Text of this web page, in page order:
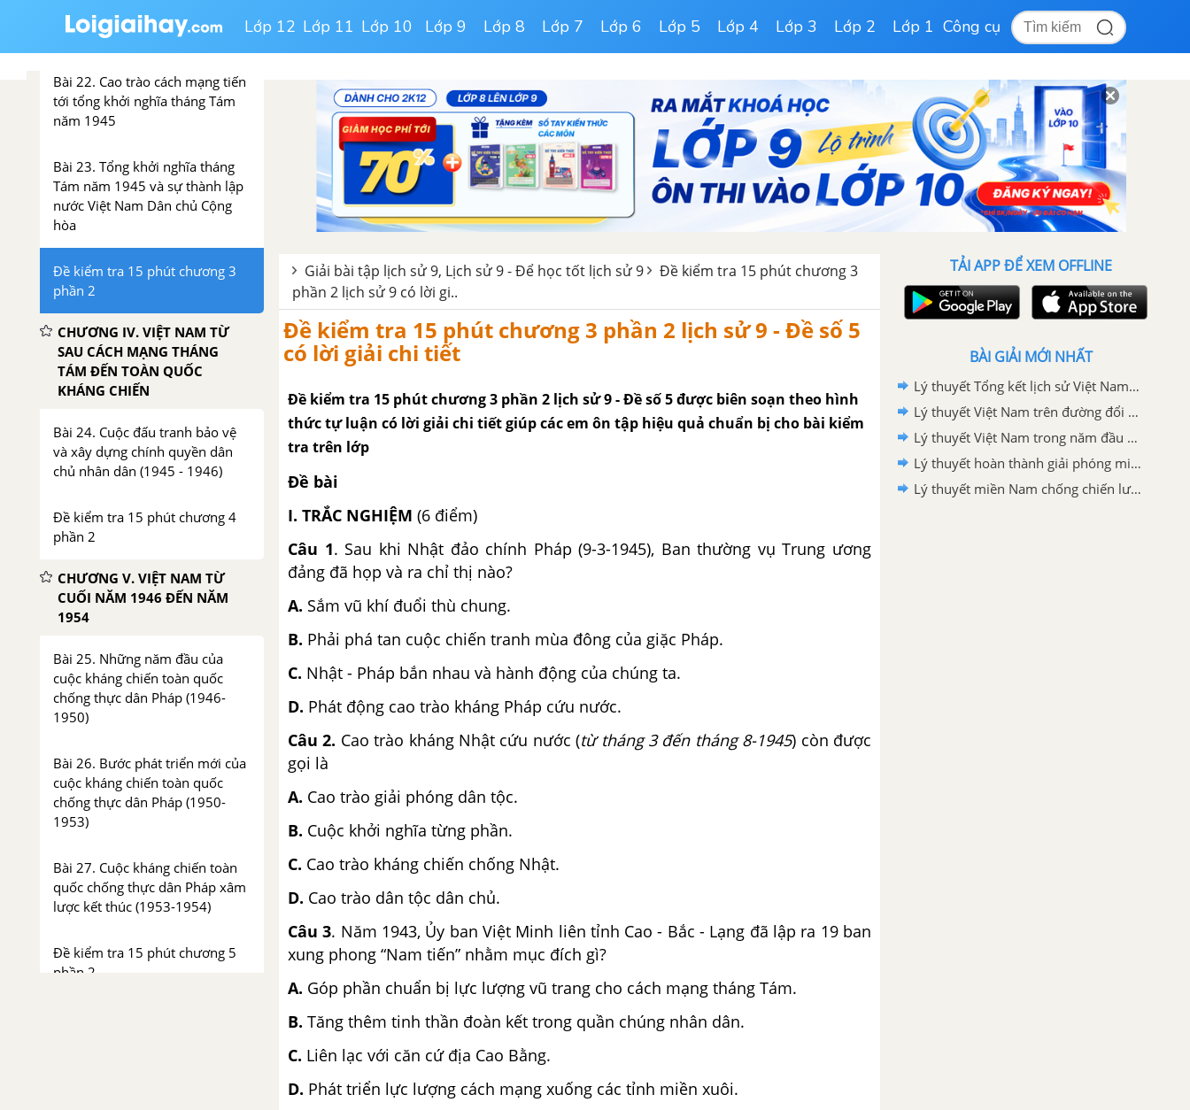
Lớp 12 Lớp 11 Lớp 10 Lớp 9 Lớp 8 Lớp 7 Lớp 6 Lớp 5 Lớp 4 Lớp 3 Lớp 2 Lớp 1 Công cụ
Bài 21. Việt Nam trong những
năm 1939 - 1945
Bài 22. Cao trào cách mạng tiến
tới tổng khởi nghĩa tháng Tám
năm 1945
Bài 23. Tổng khởi nghĩa tháng
Tám năm 1945 và sự thành lập
nước Việt Nam Dân chủ Cộng
hòa
Đề kiểm tra 15 phút chương 3
phần 2
CHƯƠNG IV. VIỆT NAM TỪ
SAU CÁCH MẠNG THÁNG
TÁM ĐẾN TOÀN QUỐC
KHÁNG CHIẾN
Bài 24. Cuộc đấu tranh bảo vệ
và xây dựng chính quyền dân
chủ nhân dân (1945 - 1946)
Đề kiểm tra 15 phút chương 4
phần 2
CHƯƠNG V. VIỆT NAM TỪ
CUỐI NĂM 1946 ĐẾN NĂM
1954
Bài 25. Những năm đầu của
cuộc kháng chiến toàn quốc
chống thực dân Pháp (1946-
1950)
Bài 26. Bước phát triển mới của
cuộc kháng chiến toàn quốc
chống thực dân Pháp (1950-
1953)
Bài 27. Cuộc kháng chiến toàn
quốc chống thực dân Pháp xâm
lược kết thúc (1953-1954)
Đề kiểm tra 15 phút chương 5
phần 2
Giải bài tập lịch sử 9, Lịch sử 9 - Để học tốt lịch sử 9
Đề kiểm tra 15 phút chương 3
phần 2 lịch sử 9 có lời gi..
Đề kiểm tra 15 phút chương 3 phần 2 lịch sử 9 - Đề số 5
có lời giải chi tiết
Đề kiểm tra 15 phút chương 3 phần 2 lịch sử 9 - Đề số 5 được biên soạn theo hình
thức tự luận có lời giải chi tiết giúp các em ôn tập hiệu quả chuẩn bị cho bài kiểm
tra trên lớp
Đề bài
I. TRẮC NGHIỆM (6 điểm)
Câu 1. Sau khi Nhật đảo chính Pháp (9-3-1945), Ban thường vụ Trung ương
đảng đã họp và ra chỉ thị nào?
A. Sắm vũ khí đuổi thù chung.
B. Phải phá tan cuộc chiến tranh mùa đông của giặc Pháp.
C. Nhật - Pháp bắn nhau và hành động của chúng ta.
D. Phát động cao trào kháng Pháp cứu nước.
Câu 2. Cao trào kháng Nhật cứu nước (từ tháng 3 đến tháng 8-1945) còn được
gọi là
A. Cao trào giải phóng dân tộc.
B. Cuộc khởi nghĩa từng phần.
C. Cao trào kháng chiến chống Nhật.
D. Cao trào dân tộc dân chủ.
Câu 3. Năm 1943, Ủy ban Việt Minh liên tỉnh Cao - Bắc - Lạng đã lập ra 19 ban
xung phong “Nam tiến” nhằm mục đích gì?
A. Góp phần chuẩn bị lực lượng vũ trang cho cách mạng tháng Tám.
B. Tăng thêm tinh thần đoàn kết trong quần chúng nhân dân.
C. Liên lạc với căn cứ địa Cao Bằng.
D. Phát triển lực lượng cách mạng xuống các tỉnh miền xuôi.
TẢI APP ĐỂ XEM OFFLINE
BÀI GIẢI MỚI NHẤT
Lý thuyết Tổng kết lịch sử Việt Nam từ sau chiến tranh thế giới thứ nhất đến năm 2000
Lý thuyết Việt Nam trên đường đổi mới đi lên chủ nghĩa xã hội (từ năm 1986 đến năm 2000)
Lý thuyết Việt Nam trong năm đầu sau đại thắng xuân 1975
Lý thuyết hoàn thành giải phóng miền Nam, thống nhất đất nước
Lý thuyết miền Nam chống chiến lược "chiến tranh cục bộ" (1965- 1968) và chiến lược Việt Nam hóa chiến tranh (1969-1973). Và Hiệp định Pari (1973)